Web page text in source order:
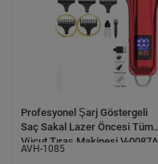
Profesyonel Şarj Göstergeli
Saç Sakal Lazer Öncesi Tüm
Vücut Tıraş Makinesi V-0087A
AVH-1085